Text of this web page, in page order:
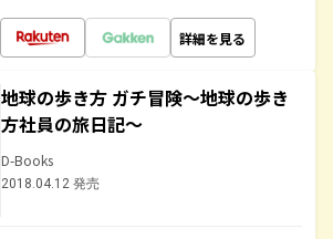
詳細を見る
地球の歩き方 ガチ冒険～地球の歩き
方社員の旅日記～
D-Books
2018.04.12 発売